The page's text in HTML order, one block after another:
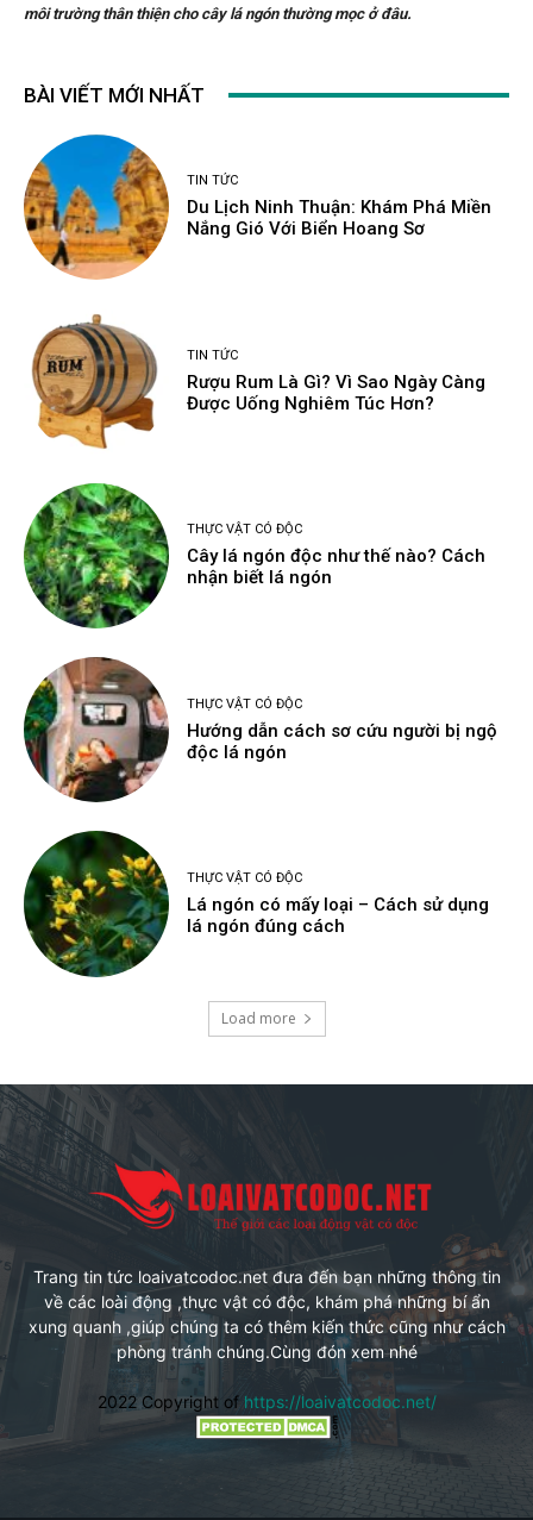
môi trường thân thiện cho cây lá ngón thường mọc ở đâu.
BÀI VIẾT MỚI NHẤT
TIN TỨC
Du Lịch Ninh Thuận: Khám Phá Miền
Nắng Gió Với Biển Hoang Sơ
TIN TỨC
Rượu Rum Là Gì? Vì Sao Ngày Càng
Được Uống Nghiêm Túc Hơn?
THỰC VẬT CÓ ĐỘC
Cây lá ngón độc như thế nào? Cách
nhận biết lá ngón
THỰC VẬT CÓ ĐỘC
Hướng dẫn cách sơ cứu người bị ngộ
độc lá ngón
THỰC VẬT CÓ ĐỘC
Lá ngón có mấy loại – Cách sử dụng
lá ngón đúng cách
Load more
Trang tin tức loaivatcodoc.net đưa đến bạn những thông tin
về các loài động ,thực vật có độc, khám phá những bí ẩn
xung quanh ,giúp chúng ta có thêm kiến thức cũng như cách
phòng tránh chúng.Cùng đón xem nhé
2022 Copyright of https://loaivatcodoc.net/